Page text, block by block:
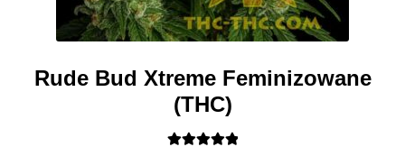
Rude Bud Xtreme Feminizowane
(THC)